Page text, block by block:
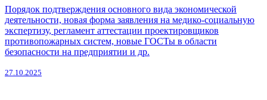
Порядок подтверждения основного вида экономической
деятельности, новая форма заявления на медико-социальную
экспертизу, регламент аттестации проектировщиков
противопожарных систем, новые ГОСТы в области
безопасности на предприятии и др.
27.10.2025